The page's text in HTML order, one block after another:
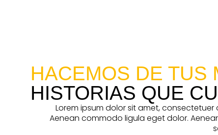
HACEMOS DE TUS
HISTORIAS QUE
Lorem ipsum dolor sit amet, consectetuer
Aenean commodo ligula eget dolor.